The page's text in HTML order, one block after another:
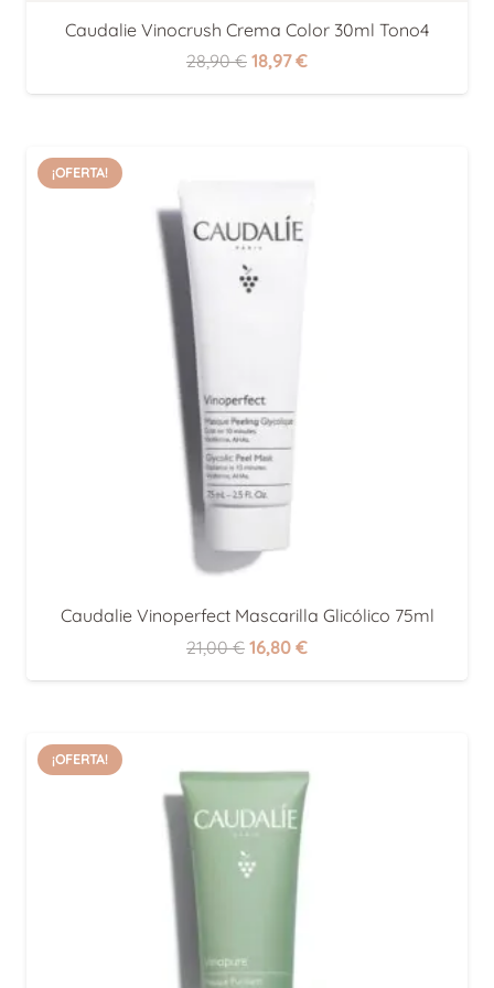
Caudalie Vinocrush Crema Color 30ml Tono4
28,90€ El
precio
18,97€El
precio
¡OFERTA!
Caudalie Vinoperfect Mascarilla Glicólico 75ml
21,00€ El
precio
21,00 €.
16,80 €El
precio
16,80 €.
¡OFERTA!